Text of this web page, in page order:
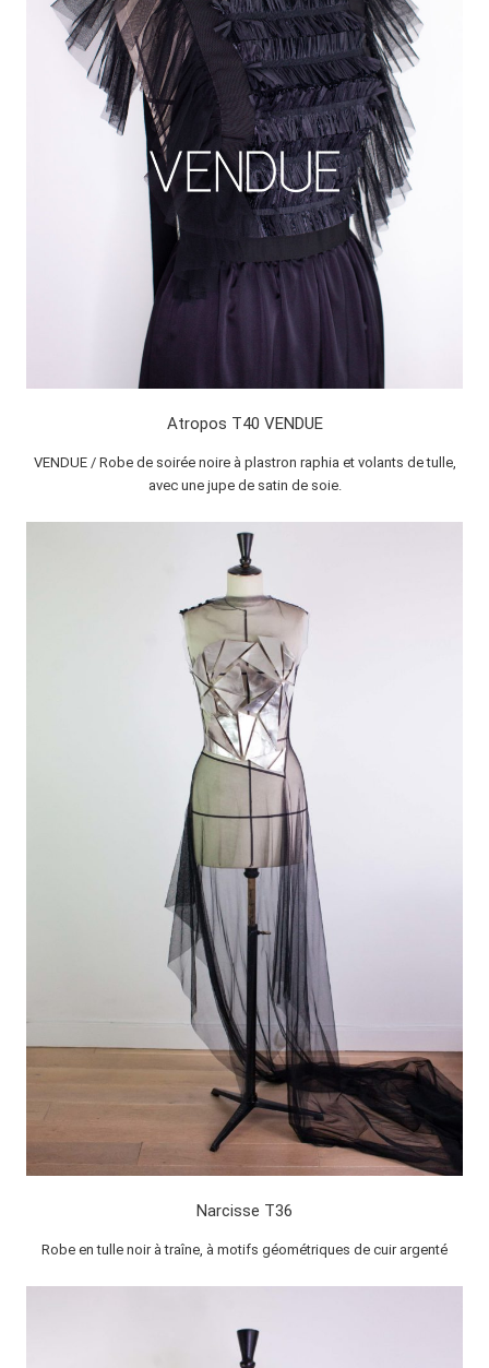
Atropos T40 VENDUE
VENDUE / Robe de soirée noire à plastron raphia et volants de tulle,
avec une jupe de satin de soie.
Narcisse T36
Robe en tulle noir à traîne, à motifs géométriques de cuir argenté